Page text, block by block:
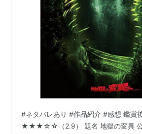
#ネタバレあり #作品紹介 #感想 鑑賞
★★★☆☆（2.9） 題名 地獄の変異 公